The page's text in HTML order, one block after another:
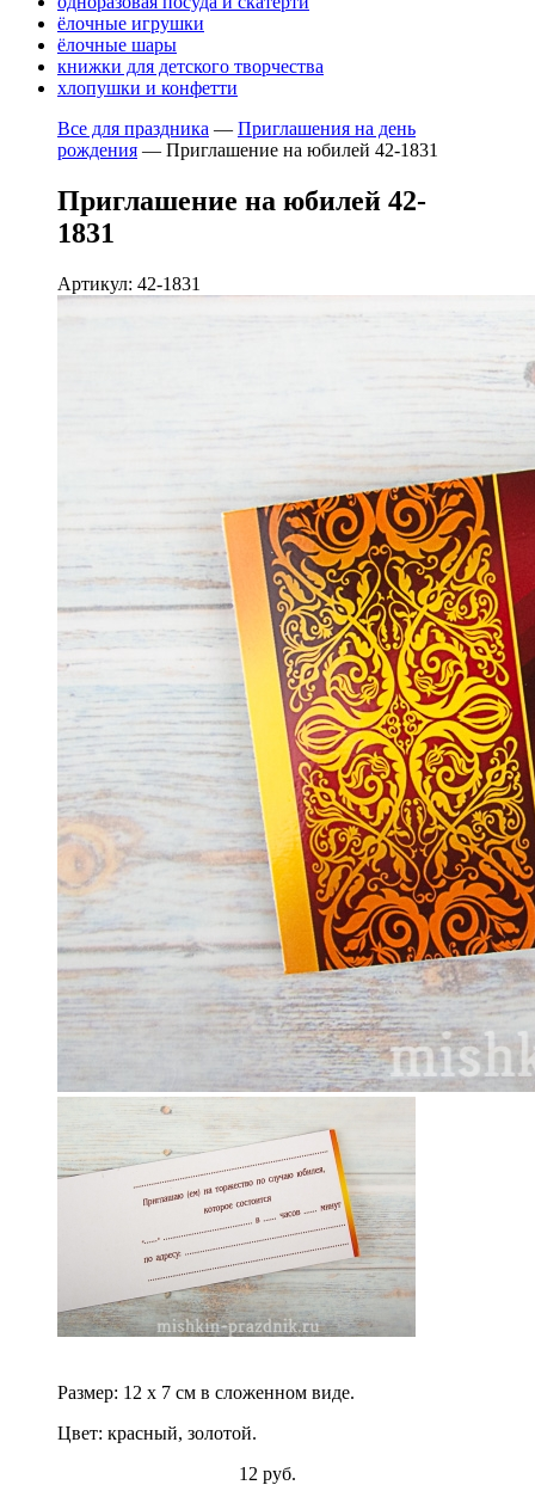
ёлочные игрушки
ёлочные шары
книжки для детского творчества
хлопушки и конфетти
Все для праздника — Приглашения на день
рождения — Приглашение на юбилей 42-1831
Приглашение на юбилей 42-
1831
Артикул: 42-1831
Размер: 12 х 7 см в сложенном виде.
Цвет: красный, золотой.
12 руб.